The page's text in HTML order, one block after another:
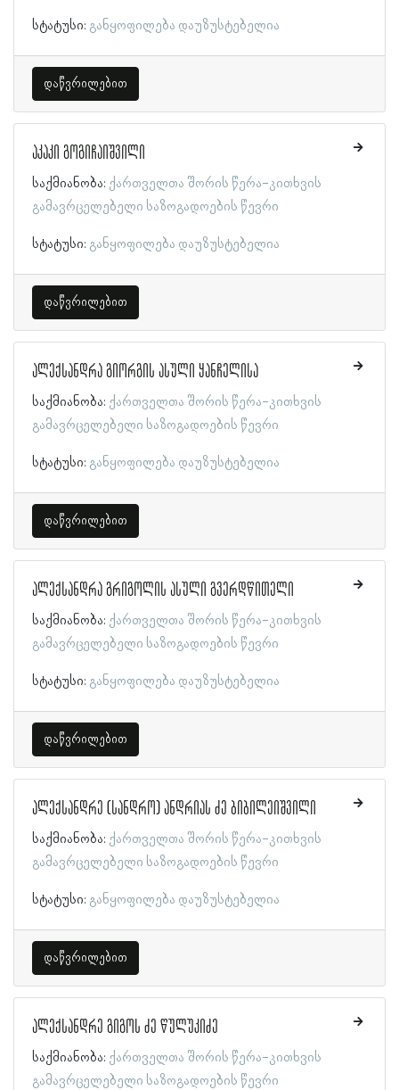
სტატუსი: განყოფილება დაუზუსტებელია
დაწვრილებით
აკაკი გოგიჩაიშვილი
საქმიანობა: ქართველთა შორის წერა-კითხვის
გამავრცელებელი საზოგადოების წევრი
სტატუსი: განყოფილება დაუზუსტებელია
დაწვრილებით
ალექსანდრა გიორგის ასული ყანჩელისა
საქმიანობა: ქართველთა შორის წერა-კითხვის
გამავრცელებელი საზოგადოების წევრი
სტატუსი: განყოფილება დაუზუსტებელია
დაწვრილებით
ალექსანდრა გრიგოლის ასული გვერდწითელი
საქმიანობა: ქართველთა შორის წერა-კითხვის
გამავრცელებელი საზოგადოების წევრი
სტატუსი: განყოფილება დაუზუსტებელია
დაწვრილებით
ალექსანდრე (სანდრო) ანდრიას ძე ბიბილეიშვილი
საქმიანობა: ქართველთა შორის წერა-კითხვის
გამავრცელებელი საზოგადოების წევრი
სტატუსი: განყოფილება დაუზუსტებელია
დაწვრილებით
ალექსანდრე გიგოს ძე წულუკიძე
საქმიანობა: ქართველთა შორის წერა-კითხვის
გამავრცელებელი საზოგადოების წევრი